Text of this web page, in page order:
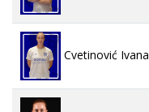
Cvetinović Ivana